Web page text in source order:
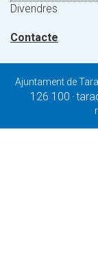
Divendres
Contacte
Ajuntament de
126 100 ·